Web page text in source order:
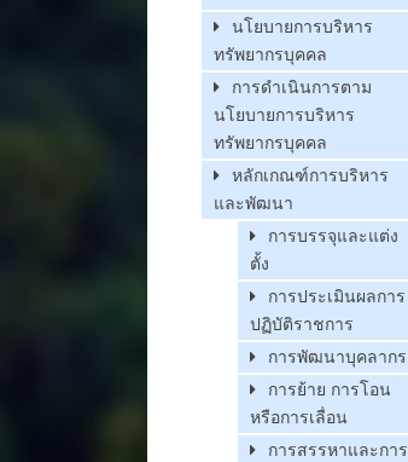
นโยบายการบริหาร
ทรัพยากรบุคคล
การดำเนินการตาม
นโยบายการบริหาร
ทรัพยากรบุคคล
หลักเกณฑ์การบริหาร
และพัฒนา
การบรรจุและแต่ง
ตั้ง
การประเมินผลการ
ปฏิบัติราชการ
การพัฒนาบุคลากร
การย้าย การโอน
หรือการเลื่อน
การสรรหาและการ